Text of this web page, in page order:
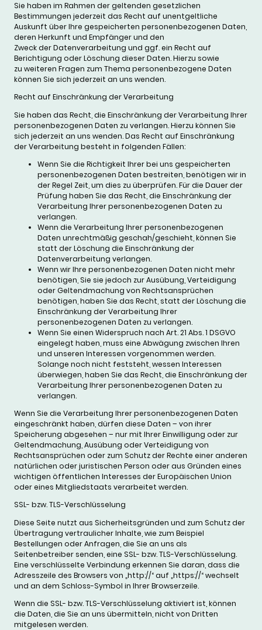
Sie haben im Rahmen der geltenden gesetzlichen
Bestimmungen jederzeit das Recht auf unentgeltliche
Auskunft über Ihre gespeicherten personenbezogenen Daten,
deren Herkunft und Empfänger und den
Zweck der Datenverarbeitung und ggf. ein Recht auf
Berichtigung oder Löschung dieser Daten. Hierzu sowie
zu weiteren Fragen zum Thema personenbezogene Daten
können Sie sich jederzeit an uns wenden.
Recht auf Einschränkung der Verarbeitung
Sie haben das Recht, die Einschränkung der Verarbeitung Ihrer
personenbezogenen Daten zu verlangen. Hierzu können Sie
sich jederzeit an uns wenden. Das Recht auf Einschränkung
der Verarbeitung besteht in folgenden Fällen:
Wenn Sie die Richtigkeit Ihrer bei uns gespeicherten
personenbezogenen Daten bestreiten, benötigen wir in
der Regel Zeit, um dies zu überprüfen. Für die Dauer der
Prüfung haben Sie das Recht, die Einschränkung der
Verarbeitung Ihrer personenbezogenen Daten zu
verlangen.
Wenn die Verarbeitung Ihrer personenbezogenen
Daten unrechtmäßig geschah/geschieht, können Sie
statt der Löschung die Einschränkung der
Datenverarbeitung verlangen.
Wenn wir Ihre personenbezogenen Daten nicht mehr
benötigen, Sie sie jedoch zur Ausübung, Verteidigung
oder Geltendmachung von Rechtsansprüchen
benötigen, haben Sie das Recht, statt der Löschung die
Einschränkung der Verarbeitung Ihrer
personenbezogenen Daten zu verlangen.
Wenn Sie einen Widerspruch nach Art. 21 Abs. 1 DSGVO
eingelegt haben, muss eine Abwägung zwischen Ihren
und unseren Interessen vorgenommen werden.
Solange noch nicht feststeht, wessen Interessen
überwiegen, haben Sie das Recht, die Einschränkung der
Verarbeitung Ihrer personenbezogenen Daten zu
verlangen.
Wenn Sie die Verarbeitung Ihrer personenbezogenen Daten
eingeschränkt haben, dürfen diese Daten – von ihrer
Speicherung abgesehen – nur mit Ihrer Einwilligung oder zur
Geltendmachung, Ausübung oder Verteidigung von
Rechtsansprüchen oder zum Schutz der Rechte einer anderen
natürlichen oder juristischen Person oder aus Gründen eines
wichtigen öffentlichen Interesses der Europäischen Union
oder eines Mitgliedstaats verarbeitet werden.
SSL- bzw. TLS-Verschlüsselung
Diese Seite nutzt aus Sicherheitsgründen und zum Schutz der
Übertragung vertraulicher Inhalte, wie zum Beispiel
Bestellungen oder Anfragen, die Sie an uns als
Seitenbetreiber senden, eine SSL- bzw. TLS-Verschlüsselung.
Eine verschlüsselte Verbindung erkennen Sie daran, dass die
Adresszeile des Browsers von „http://“ auf „https://“ wechselt
und an dem Schloss-Symbol in Ihrer Browserzeile.
Wenn die SSL- bzw. TLS-Verschlüsselung aktiviert ist, können
die Daten, die Sie an uns übermitteln, nicht von Dritten
mitgelesen werden.